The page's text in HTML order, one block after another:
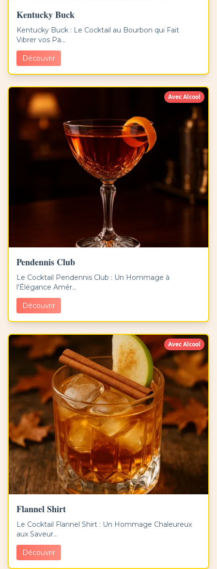
Kentucky Buck
Kentucky Buck : Le Cocktail au Bourbon qui Fait
Vibrer vos Pa...
Découvrir
Avec Alcool
Pendennis Club
Le Cocktail Pendennis Club : Un Hommage à
l'Élégance Amér...
Découvrir
Avec Alcool
Flannel Shirt
Le Cocktail Flannel Shirt : Un Hommage Chaleureux
aux Saveur...
Découvrir